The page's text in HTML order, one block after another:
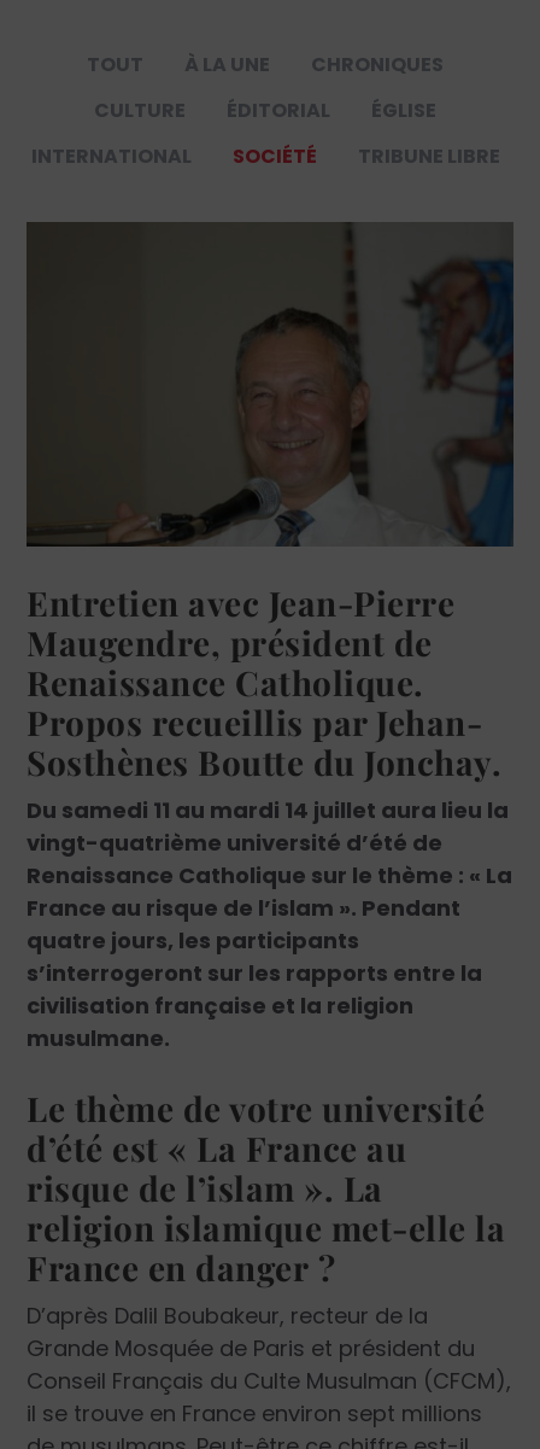
TOUT À LA UNE
CHRONIQUES
CULTURE
ÉDITORIAL
ÉGLISE
INTERNATIONAL
SOCIÉTÉ TRIBUNE LIBRE
Entretien avec Jean-Pierre
Maugendre, président de
Renaissance Catholique.
Propos recueillis par Jehan-
Sosthènes Boutte du Jonchay.
Du samedi 11 au mardi 14 juillet aura lieu la
vingt-quatrième université d’été de
Renaissance Catholique sur le thème : « La
France au risque de l’islam ». Pendant
quatre jours, les participants
s’interrogeront sur les rapports entre la
civilisation française et la religion
musulmane.
Le thème de votre université
d’été est « La France au
risque de l’islam ». La
religion islamique met-elle la
France en danger ?
D’après Dalil Boubakeur, recteur de la
Grande Mosquée de Paris et président du
Conseil Français du Culte Musulman (CFCM),
il se trouve en France environ sept millions